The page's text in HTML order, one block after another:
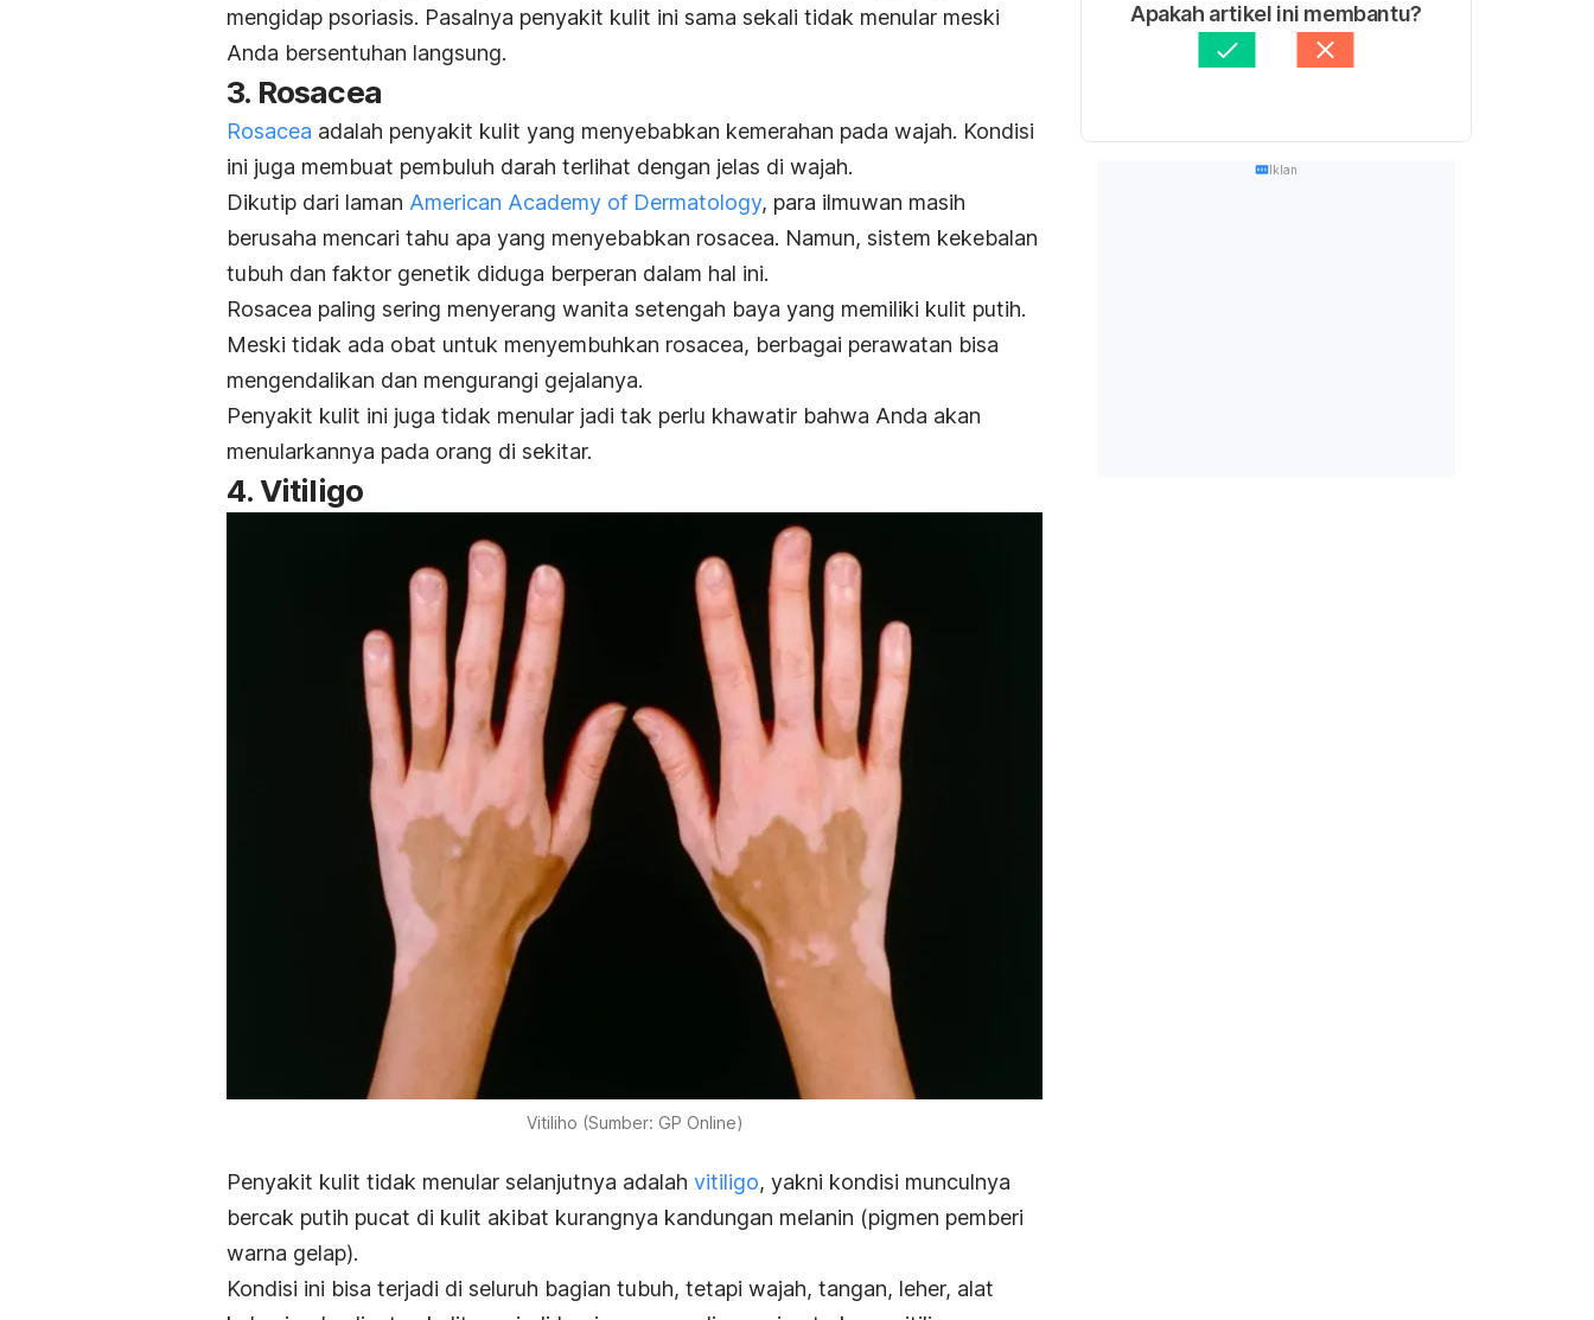
mengidap psoriasis. Pasalnya penyakit kulit ini sama sekali tidak menular meski
Anda bersentuhan langsung.
3. Rosacea
Rosacea adalah penyakit kulit yang menyebabkan kemerahan pada wajah. Kondisi
ini juga membuat pembuluh darah terlihat dengan jelas di wajah.
Dikutip dari laman American Academy of Dermatology, para ilmuwan masih
berusaha mencari tahu apa yang menyebabkan rosacea. Namun, sistem kekebalan
tubuh dan faktor genetik diduga berperan dalam hal ini.
Rosacea paling sering menyerang wanita setengah baya yang memiliki kulit putih.
Meski tidak ada obat untuk menyembuhkan rosacea, berbagai perawatan bisa
mengendalikan dan mengurangi gejalanya.
Penyakit kulit ini juga tidak menular jadi tak perlu khawatir bahwa Anda akan
menularkannya pada orang di sekitar.
4. Vitiligo
Vitiliho (Sumber: GP Online)
Penyakit kulit tidak menular selanjutnya adalah vitiligo, yakni kondisi munculnya
bercak putih pucat di kulit akibat kurangnya kandungan melanin (pigmen pemberi
warna gelap).
Kondisi ini bisa terjadi di seluruh bagian tubuh, tetapi wajah, tangan, leher, alat
Apakah artikel ini membantu?
Iklan